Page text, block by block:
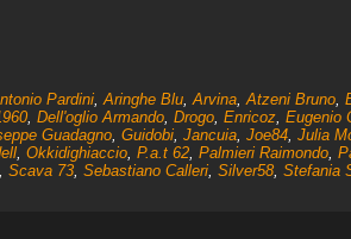
Pardini,Aringhe Blu,Arvina,Atzeni Bruno,
, Dell'oglio Armando, Drogo, Enricoz, Eugenio
Guadagno, Guidobi, Jancuia, Joe84, Julia
, Okkidighiaccio, P.a.t 62, Palmieri Raimondo,
Scava 73, Sebastiano Calleri, Silver58, Stefania